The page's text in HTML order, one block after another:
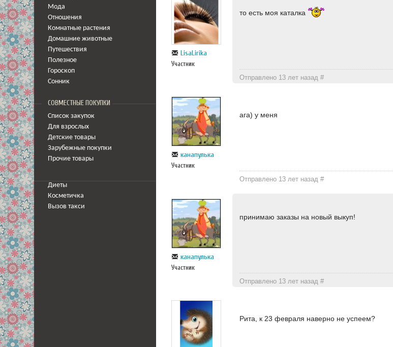
Мода
Отношения
Комнатные растения
Домашние животные
Путешествия
Полезное
Гороскоп
Сонник
СОВМЕСТНЫЕ ПОКУПКИ
Список закупок
Для взрослых
Детские товары
Зарубежные покупки
Прочие товары
Диеты
Косметичка
Вызов такси
LisaLirika
Участник
то есть моя каталка
Отправлено 13 лет назад#
канапулька
Участник
ага) у меня
Отправлено 13 лет назад#
канапулька
Участник
принимаю заказы на новый выкуп!
Отправлено 13 лет назад#
Рита, к 23 февраля наверно не успеем?